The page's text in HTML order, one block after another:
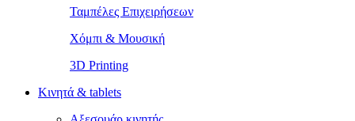
Ταμπέλες Επιχειρήσεων
Χόμπι & Μουσική
3D Printing
Κινητά & tablets